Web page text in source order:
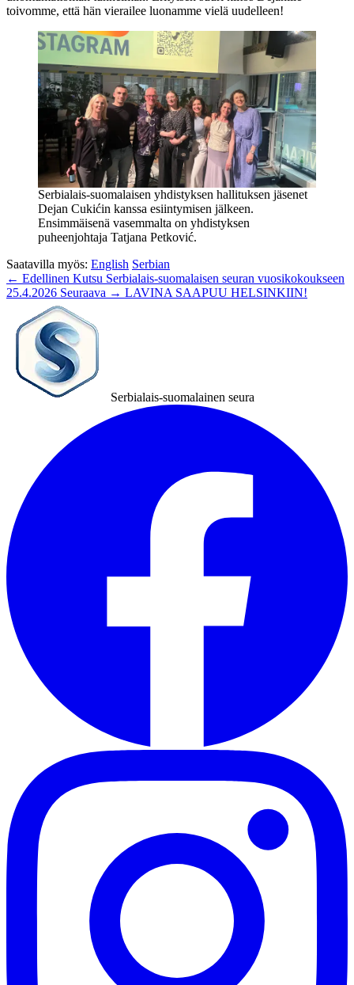
toivomme, että hän vierailee luonamme vielä uudelleen!
Serbialais-suomalaisen yhdistyksen hallituksen jäsenet
Dejan Cukićin kanssa esiintymisen jälkeen.
Ensimmäisenä vasemmalta on yhdistyksen
puheenjohtaja Tatjana Petković.
Saatavilla myös: English Serbian
← Edellinen Kutsu Serbialais-suomalaisen seuran vuosikokoukseen
25.4.2026 Seuraava → LAVINA SAAPUU HELSINKIIN!
Serbialais-suomalainen seura